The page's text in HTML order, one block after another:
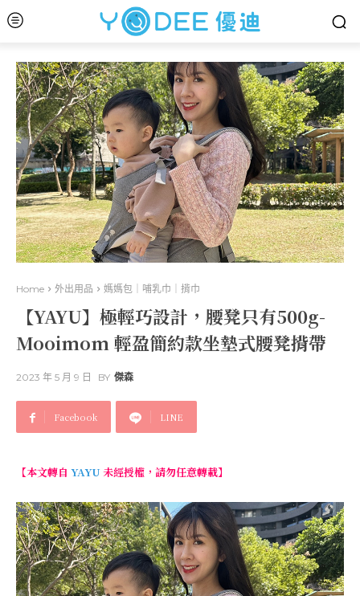
Home 外出用品 媽媽包｜哺乳巾｜揹巾
【YAYU】極輕巧設計，腰凳只有500g-
Mooimom 輕盈簡約款坐墊式腰凳揹帶
2023 年 5 月 9 日 BY 傑森
Facebook LINE
【本文轉自 YAYU未經授權，請勿任意轉載】